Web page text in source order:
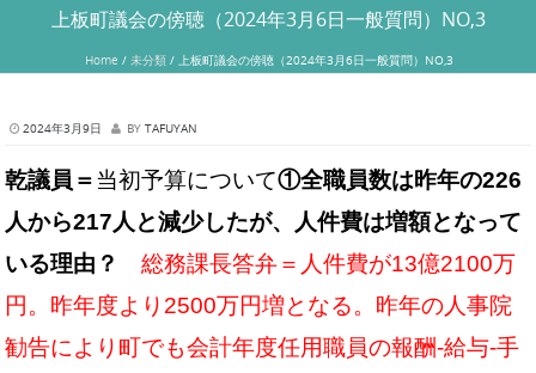
上板町議会の傍聴（2024年3月6日一般質問）NO,3
Home / 未分類/ 上板町議会の傍聴（2024年3月6日一般質問）NO,3
2024年3月9日 BY TAFUYAN
乾議員＝当初予算について①全職員数は昨年の226
人から217人と減少したが、人件費は増額となって
いる理由？
総務課長答弁＝人件費が13億2100万
円。昨年度より2500万円増となる。昨年の人事院
勧告により町でも会計年度任用職員の報酬-給与-手